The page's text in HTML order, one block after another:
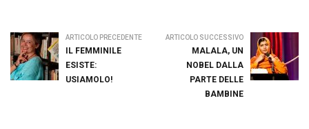
ARTICOLO PRECEDENTE
IL FEMMINILE
ESISTE:
USIAMOLO!
ARTICOLO SUCCESSIVO
MALALA, UN
NOBEL DALLA
PARTE DELLE
BAMBINE